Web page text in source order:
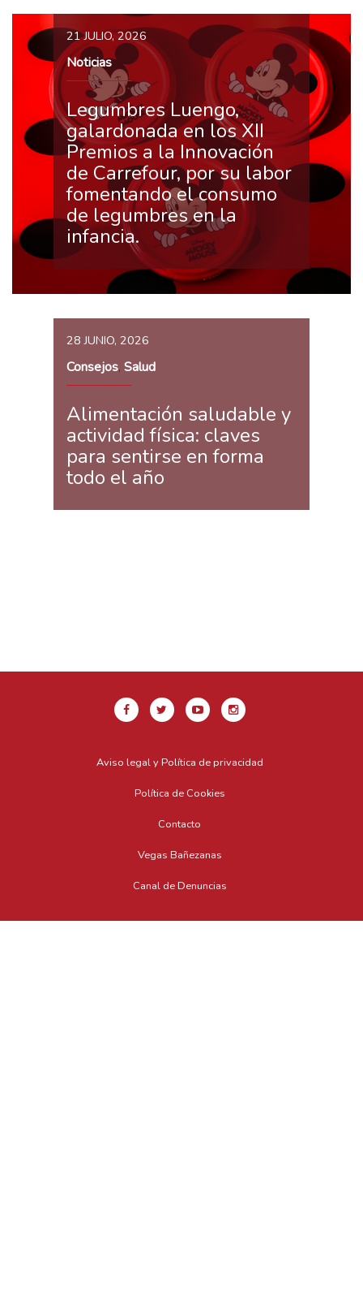
21 JULIO, 2026
Noticias
Legumbres Luengo,
galardonada en los XII
Premios a la Innovación
de Carrefour, por su labor
fomentando el consumo
de legumbres en la
infancia.
28 JUNIO, 2026
Consejos, Salud
Alimentación saludable y
actividad física: claves
para sentirse en forma
todo el año
Aviso legal y Política de privacidad
Política de Cookies
Contacto
Vegas Bañezanas
Canal de Denuncias